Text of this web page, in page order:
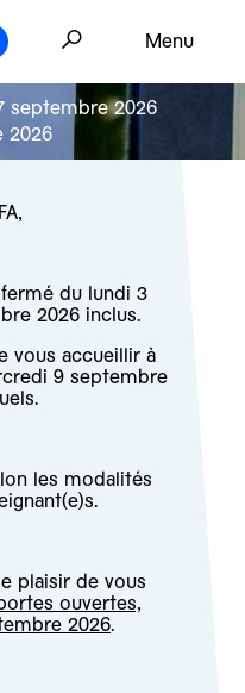
Menu
septembre 2026
2026
fermé du lundi 3
2026 inclus.
vous accueillir à
9 septembre
les modalités
plaisir de vous
ouvertes,
2026.